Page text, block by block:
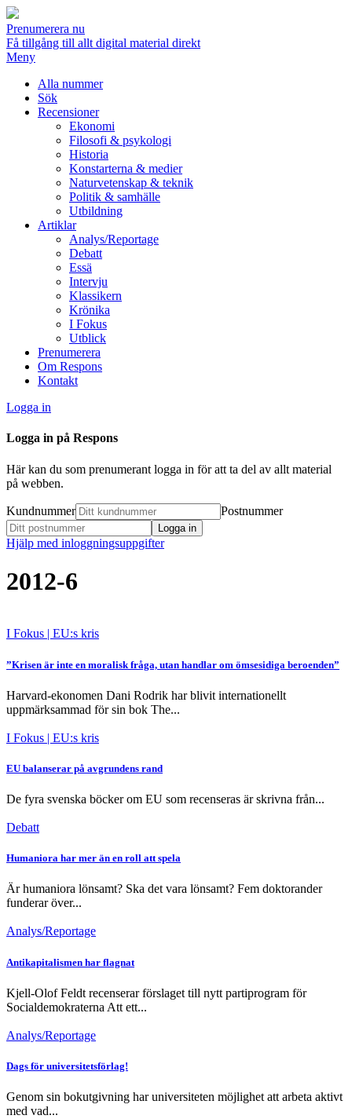
Prenumerera nu
Få tillgång till allt digital material direkt
Meny
Alla nummer
Sök
Recensioner
Ekonomi
Filosofi & psykologi
Historia
Konstarterna & medier
Naturvetenskap & teknik
Politik & samhälle
Utbildning
Artiklar
Analys/Reportage
Debatt
Essä
Intervju
Klassikern
Krönika
I Fokus
Utblick
Prenumerera
Om Respons
Kontakt
Logga in
Logga in på Respons
Här kan du som prenumerant logga in för att ta del av allt material
på webben.
Kundnummer Postnummer
Hjälp med inloggningsuppgifter
2012-6
I Fokus | EU:s kris
”Krisen är inte en moralisk fråga, utan handlar om ömsesidiga beroenden”
Harvard-ekonomen Dani Rodrik har blivit internationellt
uppmärksammad för sin bok The...
I Fokus | EU:s kris
EU balanserar på avgrundens rand
De fyra svenska böcker om EU som recenseras är skrivna från...
Debatt
Humaniora har mer än en roll att spela
Är humaniora lönsamt? Ska det vara lönsamt? Fem doktorander
funderar över...
Analys/Reportage
Antikapitalismen har flagnat
Kjell-Olof Feldt recenserar förslaget till nytt partiprogram för
Socialdemokraterna Att ett...
Analys/Reportage
Dags för universitetsförlag!
Genom sin bokutgivning har universiteten möjlighet att arbeta aktivt
med vad...